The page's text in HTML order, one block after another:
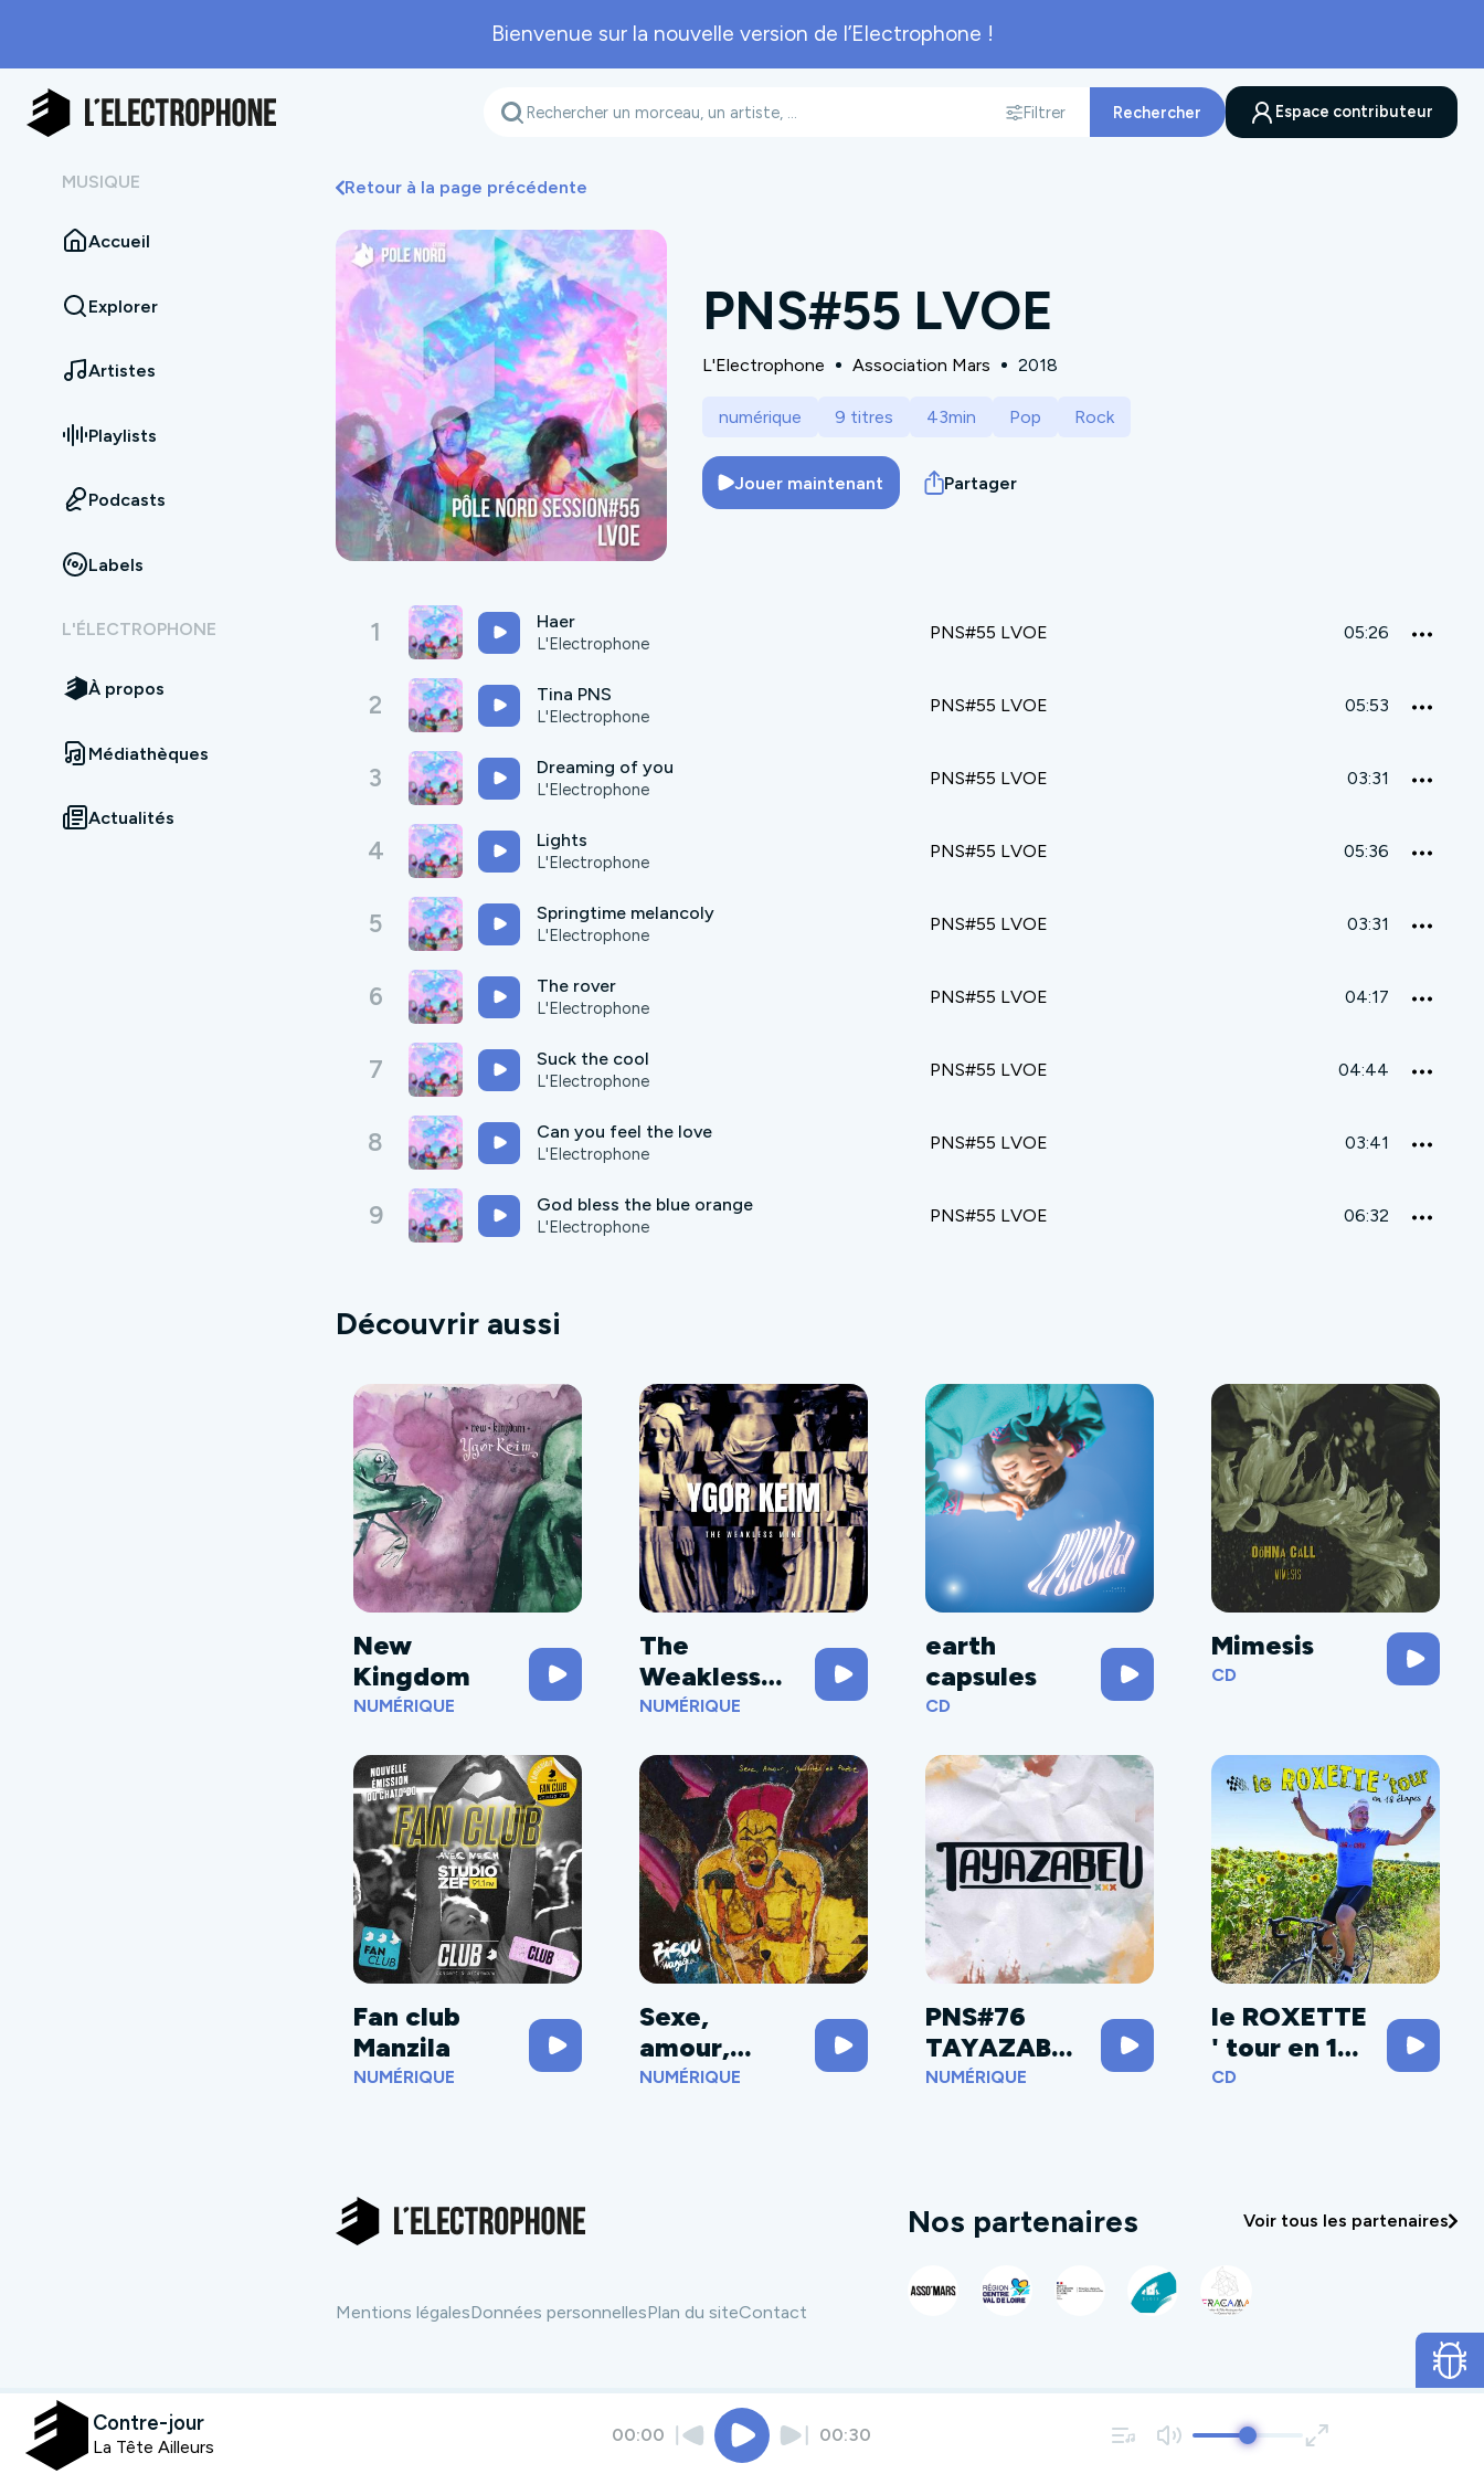
Bienvenue sur la nouvelle version de l’Electrophone !
Filtrer
Rechercher
Espace contributeur
MUSIQUE
Accueil
Explorer
Artistes
Playlists
Podcasts
Labels
L'ÉLECTROPHONE
À propos
Médiathèques
Actualités
Retour à la page précédente
PNS#55 LVOE
L'Electrophone Association Mars 2018
numérique 9 titres 43min Pop Rock
Jouer maintenant Partager
1 Haer
L'Electrophone
PNS#55 LVOE 05:26
2 Tina PNS
L'Electrophone
PNS#55 LVOE 05:53
3 Dreaming of you
L'Electrophone
PNS#55 LVOE 03:31
4 Lights
L'Electrophone
PNS#55 LVOE 05:36
5 Springtime melancoly
L'Electrophone
PNS#55 LVOE 03:31
6 The rover
L'Electrophone
PNS#55 LVOE 04:17
7 Suck the cool
L'Electrophone
PNS#55 LVOE 04:44
8 Can you feel the love
L'Electrophone
PNS#55 LVOE 03:41
9 God bless the blue orange
L'Electrophone
PNS#55 LVOE 06:32
Découvrir aussi
New
Kingdom
NUMÉRIQUE
The
Weakless
Mind
NUMÉRIQUE
earth
capsules
CD
Mimesis
CD
Fan club
Manzila
NUMÉRIQUE
Sexe,
amour,
meurtres et
NUMÉRIQUE
PNS#76
TAYAZABE
U
NUMÉRIQUE
le ROXETTE
' tour en 18
étapes
CD
Mentions légalesDonnées personnellesPlan du siteContact
Nos partenaires Voir tous les partenaires
Contre-jour
La Tête Ailleurs
00:00 00:30